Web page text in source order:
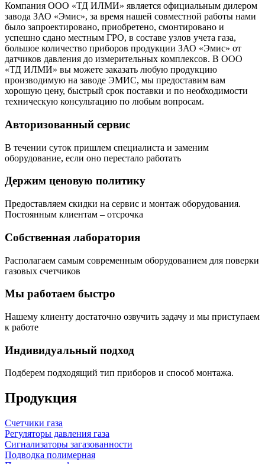
Компания ООО «ТД ИЛМИ» является официальным дилером
завода ЗАО «Эмис», за время нашей совместной работы нами
было запроектировано, приобретено, смонтировано и
успешно сдано местным ГРО, в составе узлов учета газа,
большое количество приборов продукции ЗАО «Эмис» от
датчиков давления до измерительных комплексов. В ООО
«ТД ИЛМИ» вы можете заказать любую продукцию
производимую на заводе ЭМИС, мы предоставим вам
хорошую цену, быстрый срок поставки и по необходимости
техническую консультацию по любым вопросам.
Авторизованный сервис
В течении суток пришлем специалиста и заменим
оборудование, если оно перестало работать
Держим ценовую политику
Предоставляем скидки на сервис и монтаж оборудования.
Постоянным клиентам – отсрочка
Собственная лаборатория
Располагаем самым современным оборудованием для поверки
газовых счетчиков
Мы работаем быстро
Нашему клиенту достаточно озвучить задачу и мы приступаем
к работе
Индивидуальный подход
Подберем подходящий тип приборов и способ монтажа.
Продукция
Счетчики газа
Регуляторы давления газа
Сигнализаторы загазованности
Подводка полимерная